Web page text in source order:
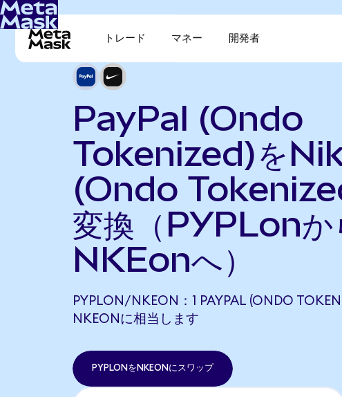
トレード マネー 開発者
PayPal (Ondo
Tokenized)を
(Ondo
変換（PYPLonか
NKEonへ）
PYPLON/NKEON：1 PAYPAL (ONDO
NKEONに相当します
PYPLONをNKEONにスワップ